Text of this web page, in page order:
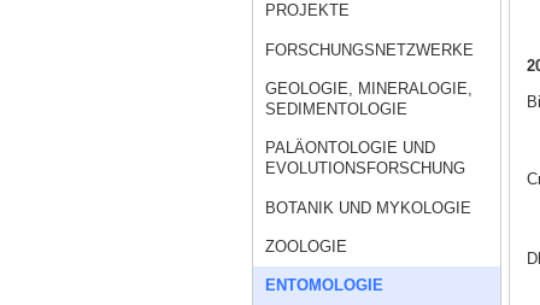
PROJEKTE
FORSCHUNGSNETZWERKE
GEOLOGIE, MINERALOGIE,
SEDIMENTOLOGIE
PALÄONTOLOGIE UND
EVOLUTIONSFORSCHUNG
BOTANIK UND MYKOLOGIE
ZOOLOGIE
ENTOMOLOGIE